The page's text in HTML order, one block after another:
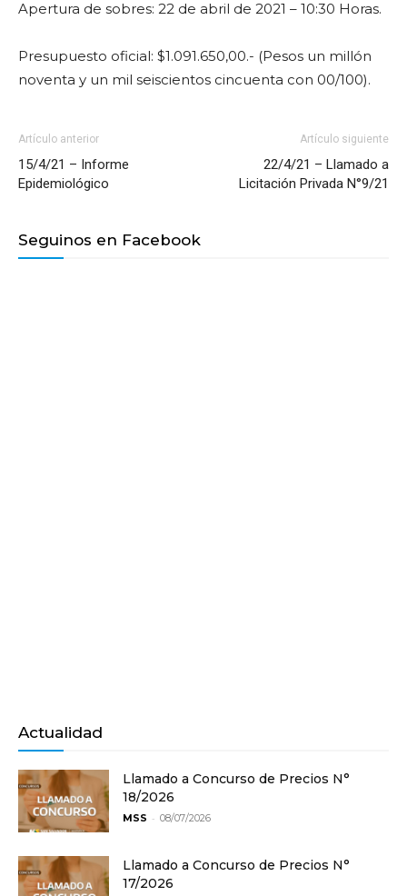
Apertura de sobres: 22 de abril de 2021 – 10:30 Horas.
Presupuesto oficial: $1.091.650,00.- (Pesos un millón
noventa y un mil seiscientos cincuenta con 00/100).
Artículo anterior
15/4/21 – Informe
Epidemiológico
Artículo siguiente
22/4/21 – Llamado a
Licitación Privada N°9/21
Seguinos en Facebook
Actualidad
Llamado a Concurso de Precios N°
18/2026
MSS - 08/07/2026
Llamado a Concurso de Precios N°
17/2026